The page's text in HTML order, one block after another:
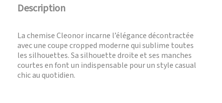
Description
La chemise Cleonor incarne l’élégance décontractée
avec une coupe cropped moderne qui sublime toutes
les silhouettes. Sa silhouette droite et ses manches
courtes en font un indispensable pour un style casual
chic au quotidien.